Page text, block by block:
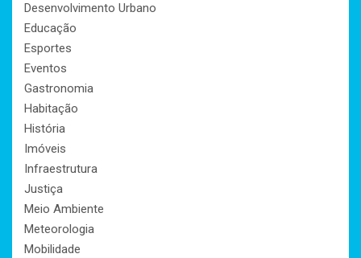
Desenvolvimento Urbano
Educação
Esportes
Eventos
Gastronomia
Habitação
História
Imóveis
Infraestrutura
Justiça
Meio Ambiente
Meteorologia
Mobilidade